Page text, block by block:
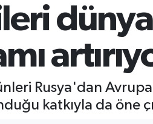
dünya
Rusya'dan
katkıyla da öne